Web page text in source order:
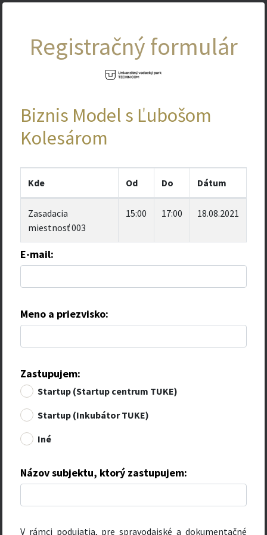
Registračný formulár
Biznis Model s Ľubošom
Kolesárom
Kde Od Do Dátum
Zasadacia
miestnosť 003
15:00 17:00 18.08.2021
E-mail:
Meno a priezvisko:
Zastupujem:
Startup (Startup centrum TUKE)
Startup (Inkubátor TUKE)
Iné
Názov subjektu, ktorý zastupujem:
V rámci podujatia, pre spravodajské a dokumentačné